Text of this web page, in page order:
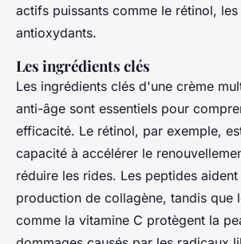
actifs puissants comme le rétinol,
antioxydants.
Les ingrédients clés
Les ingrédients clés d'une crème
anti-âge sont essentiels pour
efficacité. Le rétinol, par exemple,
capacité à accélérer le
réduire les rides. Les peptides aident
production de collagène, tandis que
comme la vitamine C protègent la